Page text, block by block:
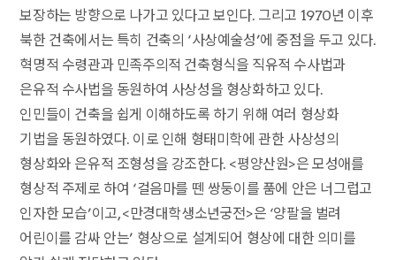
보장하는 방향으로 나가고 있다고 보인다. 그리고 1970년 이후
북한 건축에서는 특히 건축의 ‘사상예술성’에 중점을 두고 있다.
혁명적 수령관과 민족주의적 건축형식을 직유적 수사법과
은유적 수사법을 동원하여 사상성을 형상화하고 있다.
인민들이 건축을 쉽게 이해하도록 하기 위해 여러 형상화
기법을 동원하였다. 이로 인해 형태미학에 관한 사상성의
형상화와 은유적 조형성을 강조한다. <평양산원>은 모성애를
형상적 주제로 하여 ‘걸음마를 뗀 쌍둥이를 품에 안은 너그럽고
인자한 모습’이고, <만경대학생소년궁전>은 ‘양팔을 벌려
어린이를 감싸 안는’ 형상으로 설계되어 형상에 대한 의미를